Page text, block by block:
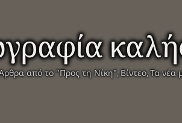
από το "Προς τη Νίκη" Βίντεο Τα νέα